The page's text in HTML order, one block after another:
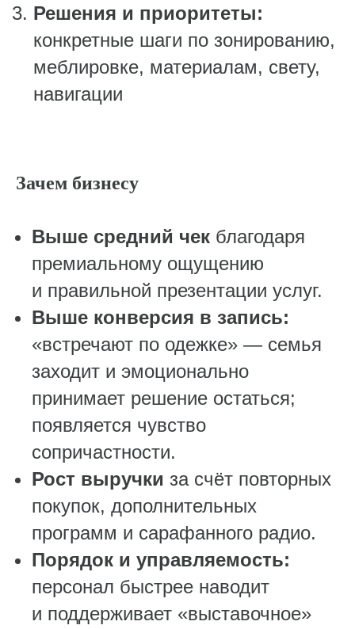
Решения и приоритеты:
конкретные шаги по зонированию,
меблировке, материалам, свету,
навигации
Зачем бизнесу
Выше средний чек благодаря
премиальному ощущению
и правильной презентации услуг.
Выше конверсия в запись:
«встречают по одежке» — семья
заходит и эмоционально
принимает решение остаться;
появляется чувство
сопричастности.
Рост выручки за счёт повторных
покупок, дополнительных
программ и сарафанного радио.
Порядок и управляемость:
персонал быстрее наводит
и поддерживает «выставочное»